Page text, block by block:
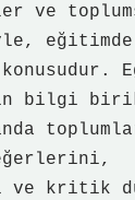
ve
bilgi
ve kritik